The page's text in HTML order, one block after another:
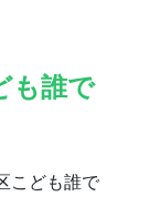
日までに生
象です）
当の幼稚
保育室や
。